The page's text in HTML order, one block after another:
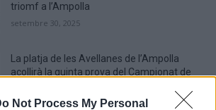
Not Process My Personal
triomf a l’Ampolla
setembre 30, 2025
La platja de les Avellanes de l’Ampolla
acollirà la quinta prova del Campionat de
setembre 25, 2025